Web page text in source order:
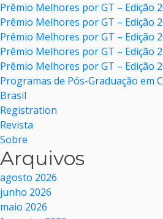
Prêmio Melhores por GT – Edição
Prêmio Melhores por GT – Edição
Prêmio Melhores por GT – Edição
Prêmio Melhores por GT – Edição
Prêmio Melhores por GT – Edição
Programas de Pós-Graduação em
Brasil
Registration
Revista
Sobre
Arquivos
agosto 2026
junho 2026
maio 2026